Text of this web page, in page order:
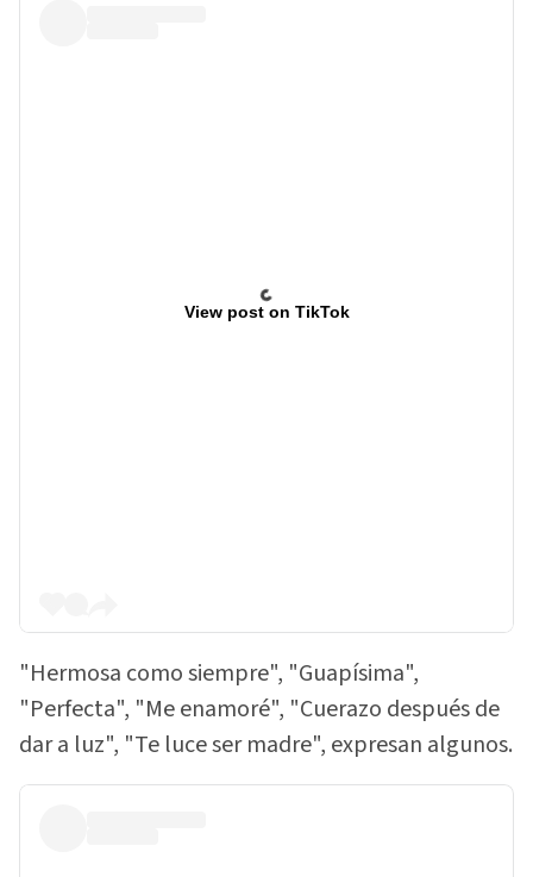
View post on TikTok
"Hermosa como siempre", "Guapísima",
"Perfecta", "Me enamoré", "Cuerazo después de
dar a luz", "Te luce ser madre", expresan algunos.